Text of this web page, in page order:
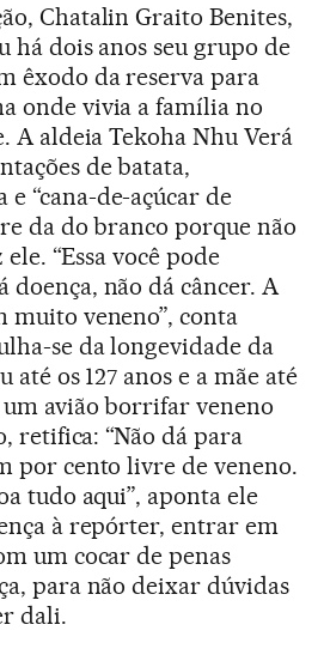
Chatalin Graito Benites,
há dois anos seu grupo de
êxodo da reserva para
onde vivia a família no
A aldeia Tekoha Nhu Verá
de batata,
“cana-de-açúcar de
da do branco porque não
“Essa você pode
doença, não dá câncer. A
muito veneno”, conta
se da longevidade da
os 127 anos e a mãe até
um avião borrifar veneno
retifica: “Não dá para
por cento livre de veneno.
tudo aqui”, aponta ele
à repórter, entrar em
um cocar de penas
para não deixar dúvidas
dali.